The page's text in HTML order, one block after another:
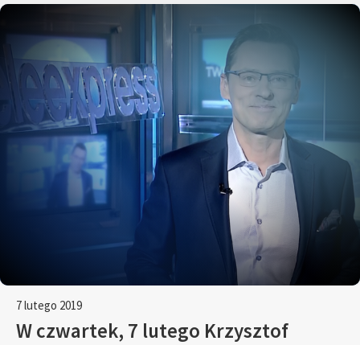
7 lutego 2019
W czwartek, 7 lutego Krzysztof